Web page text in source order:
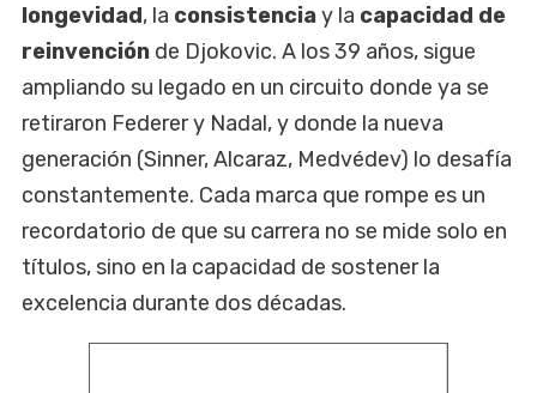
longevidad, la consistenciay la capacidad de
reinvención de Djokovic. A los 39 años, sigue
ampliando su legado en un circuito donde ya se
retiraron Federer y Nadal, y donde la nueva
generación (Sinner, Alcaraz, Medvédev) lo desafía
constantemente. Cada marca que rompe es un
recordatorio de que su carrera no se mide solo en
títulos, sino en la capacidad de sostener la
excelencia durante dos décadas.